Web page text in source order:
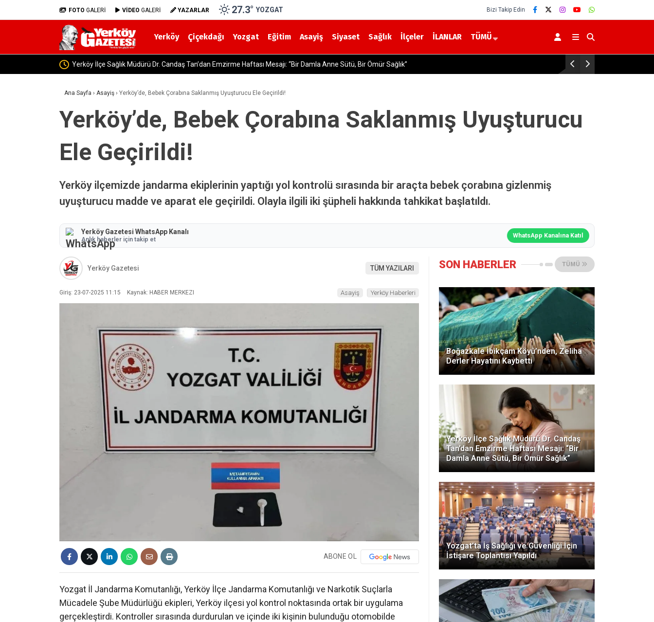
FOTO GALERİ VİDEO GALERİ YAZARLAR 27.3° YOZGAT Bizi Takip Edin
Yerköy Çiçekdağı Yozgat Eğitim Asayiş Siyaset Sağlık İlçeler İLANLAR TÜMÜ
Yerköy’de ve Sorgun’da Alkollü Araç Kullanan İki Sürücüye 400 Bin Lira Ceza Yozgat’ta İş Sağlığı ve
Ana Sayfa › Asayiş › Yerköy’de, Bebek Çorabına Saklanmış Uyuşturucu Ele Geçirildi!
Yerköy’de, Bebek Çorabına Saklanmış Uyuşturucu
Ele Geçirildi!
Yerköy ilçemizde jandarma ekiplerinin yaptığı yol kontrolü sırasında bir araçta bebek çorabına gizlenmiş
uyuşturucu madde ve aparat ele geçirildi. Olayla ilgili iki şüpheli hakkında tahkikat başlatıldı.
Yerköy Gazetesi WhatsApp Kanalı
Anlık haberler için takip et
WhatsApp Kanalına Katıl
Yerköy Gazetesi TÜM YAZILARI
Giriş: 23-07-2025 11:15 Kaynak: HABER MERKEZI Asayiş Yerköy Haberleri
ABONE OL
Yozgat İl Jandarma Komutanlığı, Yerköy İlçe Jandarma Komutanlığı ve Narkotik Suçlarla
Mücadele Şube Müdürlüğü ekipleri, Yerköy ilçesi yol kontrol noktasında ortak bir uygulama
gerçekleştirdi. Kontroller sırasında durdurulan ve içinde iki kişinin bulunduğu otomobilde
SON HABERLER TÜMÜ
Boğazkale İbikçam Köyü’nden, Zeliha
Derler Hayatını Kaybetti
Yerköy İlçe Sağlık Müdürü Dr. Candaş
Tan’dan Emzirme Haftası Mesajı: “Bir
Damla Anne Sütü, Bir Ömür Sağlık”
Yozgat’ta İş Sağlığı ve Güvenliği İçin
İstişare Toplantısı Yapıldı